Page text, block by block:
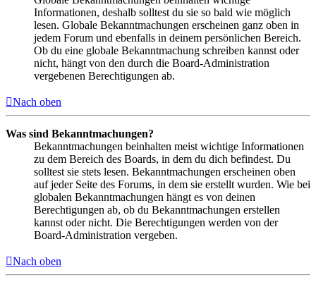
Informationen, deshalb solltest du sie so bald wie möglich
lesen. Globale Bekanntmachungen erscheinen ganz oben in
jedem Forum und ebenfalls in deinem persönlichen Bereich.
Ob du eine globale Bekanntmachung schreiben kannst oder
nicht, hängt von den durch die Board-Administration
vergebenen Berechtigungen ab.
Nach oben
Was sind Bekanntmachungen?
Bekanntmachungen beinhalten meist wichtige Informationen
zu dem Bereich des Boards, in dem du dich befindest. Du
solltest sie stets lesen. Bekanntmachungen erscheinen oben
auf jeder Seite des Forums, in dem sie erstellt wurden. Wie bei
globalen Bekanntmachungen hängt es von deinen
Berechtigungen ab, ob du Bekanntmachungen erstellen
kannst oder nicht. Die Berechtigungen werden von der
Board-Administration vergeben.
Nach oben